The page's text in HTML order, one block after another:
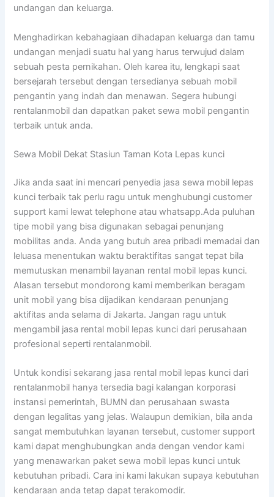
undangan dan keluarga.
Menghadirkan kebahagiaan dihadapan keluarga dan tamu
undangan menjadi suatu hal yang harus terwujud dalam
sebuah pesta pernikahan. Oleh karea itu, lengkapi saat
bersejarah tersebut dengan tersedianya sebuah mobil
pengantin yang indah dan menawan. Segera hubungi
rentalanmobil dan dapatkan paket sewa mobil pengantin
terbaik untuk anda.
Sewa Mobil Dekat Stasiun Taman Kota Lepas kunci
Jika anda saat ini mencari penyedia jasa sewa mobil lepas
kunci terbaik tak perlu ragu untuk menghubungi customer
support kami lewat telephone atau whatsapp.Ada puluhan
tipe mobil yang bisa digunakan sebagai penunjang
mobilitas anda. Anda yang butuh area pribadi memadai dan
leluasa menentukan waktu beraktifitas sangat tepat bila
memutuskan menambil layanan rental mobil lepas kunci.
Alasan tersebut mondorong kami memberikan beragam
unit mobil yang bisa dijadikan kendaraan penunjang
aktifitas anda selama di Jakarta. Jangan ragu untuk
mengambil jasa rental mobil lepas kunci dari perusahaan
profesional seperti rentalanmobil.
Untuk kondisi sekarang jasa rental mobil lepas kunci dari
rentalanmobil hanya tersedia bagi kalangan korporasi
instansi pemerintah, BUMN dan perusahaan swasta
dengan legalitas yang jelas. Walaupun demikian, bila anda
sangat membutuhkan layanan tersebut, customer support
kami dapat menghubungkan anda dengan vendor kami
yang menawarkan paket sewa mobil lepas kunci untuk
kebutuhan pribadi. Cara ini kami lakukan supaya kebutuhan
kendaraan anda tetap dapat terakomodir.